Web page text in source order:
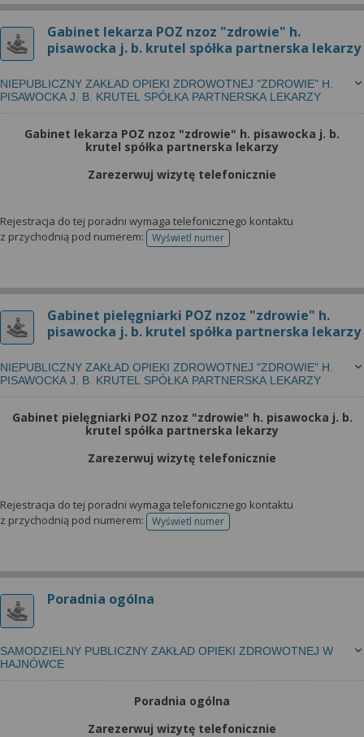
Gabinet lekarza POZ nzoz "zdrowie" h.
pisawocka j. b. krutel spółka partnerska lekarzy
NIEPUBLICZNY ZAKŁAD OPIEKI ZDROWOTNEJ "ZDROWIE" H.
PISAWOCKA J. B. KRUTEL SPÓŁKA PARTNERSKA LEKARZY
Gabinet lekarza POZ nzoz "zdrowie" h. pisawocka j. b.
krutel spółka partnerska lekarzy
Zarezerwuj wizytę telefonicznie
Rejestracja do tej poradni wymaga telefonicznego kontaktu
z przychodnią pod numerem:
Wyświetl numertelefonu do rejestracji
Gabinet pielęgniarki POZ nzoz "zdrowie" h.
pisawocka j. b. krutel spółka partnerska lekarzy
NIEPUBLICZNY ZAKŁAD OPIEKI ZDROWOTNEJ "ZDROWIE" H.
PISAWOCKA J. B. KRUTEL SPÓŁKA PARTNERSKA LEKARZY
Gabinet pielęgniarki POZ nzoz "zdrowie" h. pisawocka j. b.
krutel spółka partnerska lekarzy
Zarezerwuj wizytę telefonicznie
Rejestracja do tej poradni wymaga telefonicznego kontaktu
z przychodnią pod numerem:
Wyświetl numertelefonu do rejestracji
Poradnia ogólna
SAMODZIELNY PUBLICZNY ZAKŁAD OPIEKI ZDROWOTNEJ W
HAJNÓWCE
Poradnia ogólna
Zarezerwuj wizytę telefonicznie